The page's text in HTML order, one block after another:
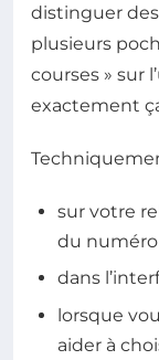
distinguer
plusieurs
courses » sur
exactement
sur votre
du
dans
lorsque
aider à